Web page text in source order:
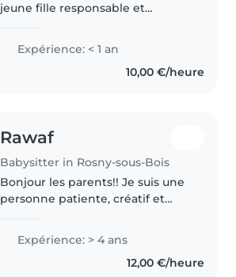
jeune fille responsable et
de soucis à prendre soin de vos
enfants car j'ai toujours été
exposé à aider, élever que..
Expérience: < 1 an
10,00 €/heure
Rawaf
Babysitter in Rosny-sous-Bois
Bonjour les parents!! Je suis une
personne patiente, créatif et
temps avec les enfants, jouer
avec eux les écouter et leur
proposer des activités. J'aime..
Expérience: > 4 ans
12,00 €/heure